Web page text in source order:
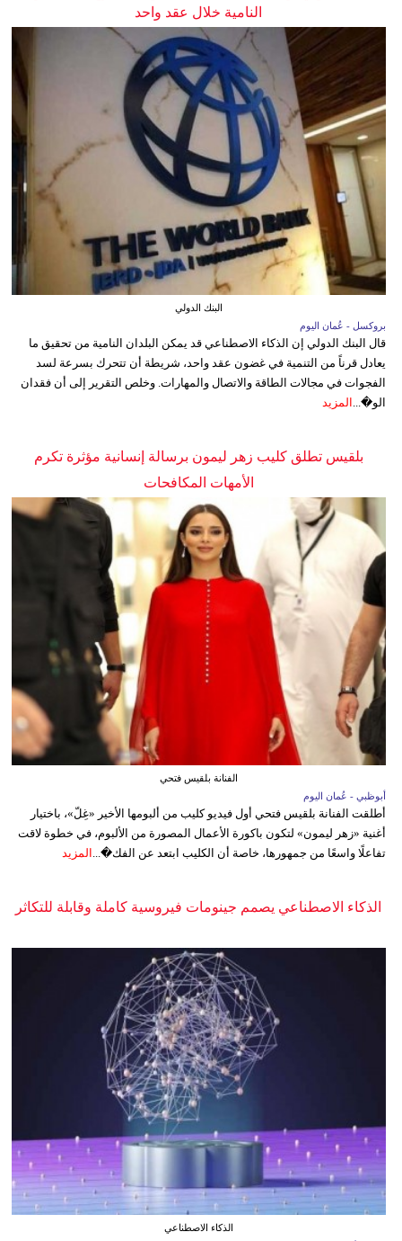
النامية خلال عقد واحد
البنك الدولي
بروكسل - عُمان اليوم
قال البنك الدولي إن الذكاء الاصطناعي قد يمكن البلدان النامية من تحقيق ما
يعادل قرناً من التنمية في غضون عقد واحد، شريطة أن تتحرك بسرعة لسد
الفجوات في مجالات الطاقة والاتصال والمهارات. وخلص التقرير إلى أن فقدان
الو�...
المزيد
بلقيس تطلق كليب زهر ليمون برسالة إنسانية مؤثرة تكرم
الأمهات المكافحات
الفنانة بلقيس فتحي
أبوظبي - عُمان اليوم
أطلقت الفنانة بلقيس فتحي أول فيديو كليب من ألبومها الأخير «غِلّ»، باختيار
أغنية «زهر ليمون» لتكون باكورة الأعمال المصورة من الألبوم، في خطوة لاقت
تفاعلًا واسعًا من جمهورها، خاصة أن الكليب ابتعد عن الفك�... المزيد
الذكاء الاصطناعي يصمم جينومات فيروسية كاملة وقابلة للتكاثر
الذكاء الاصطناعي